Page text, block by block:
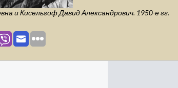
и Кисельгоф Давид Александрович. 1950-е гг.